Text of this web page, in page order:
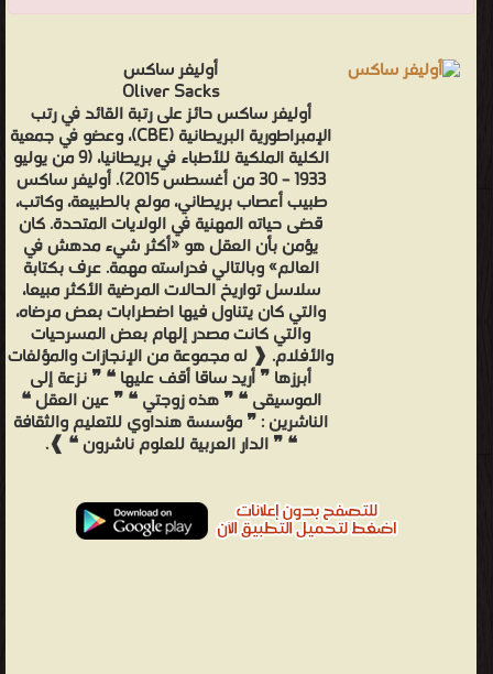
أوليفر ساكس
Oliver Sacks
أوليفر ساكس حائز على رتبة القائد في رتب
الإمبراطورية البريطانية (CBE)، وعضو في جمعية
الكلية الملكية للأطباء في بريطانيا، (9 من يوليو
1933 – 30 من أغسطس 2015). أوليفر ساكس
طبيب أعصاب بريطاني، مولع بالطبيعة، وكاتب،
قضى حياته المهنية في الولايات المتحدة. كان
يؤمن بأن العقل هو «أكثر شيء مدهش في
العالم» وبالتالي فدراسته مهمة. عرف بكتابة
سلاسل تواريخ الحالات المرضية الأكثر مبيعا،
والتي كان يتناول فيها اضطرابات بعض مرضاه،
والتي كانت مصدر إلهام بعض المسرحيات
والأفلام. ❰ له مجموعة من الإنجازات والمؤلفات
أبرزها ❞ أريد ساقا أقف عليها ❝ ❞ نزعة إلى
الموسيقى ❝ ❞ هذه زوجتي ❝ ❞ ‎عين العقل ❝
الناشرين : ❞ مؤسسة هنداوي للتعليم والثقافة
❝ ❞ الدار العربية للعلوم ناشرون ❝ ❱.